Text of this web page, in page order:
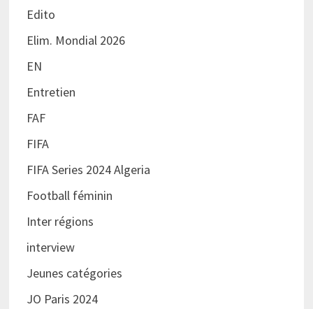
Edito
Elim. Mondial 2026
EN
Entretien
FAF
FIFA
FIFA Series 2024 Algeria
Football féminin
Inter régions
interview
Jeunes catégories
JO Paris 2024